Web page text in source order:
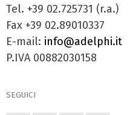
Tel. +39 02.725731 (r.a.)
Fax +39 02.89010337
E-mail: info@adelphi.it
P.IVA 00882030158
SEGUICI